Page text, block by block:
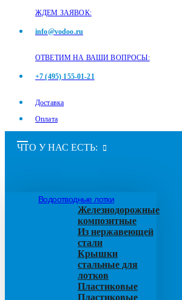
ЖДЕМ ЗАЯВОК:
info@vodoo.ru
ОТВЕТИМ НА ВАШИ ВОПРОСЫ:
+7 (495) 155-01-21
Доставка
Оплата
ЧТО У НАС ЕСТЬ:
Водоотводные лотки
Железнодорожные
композитные
Из нержавеющей
стали
Крышки
стальные для
лотков
Пластиковые
Пластиковые